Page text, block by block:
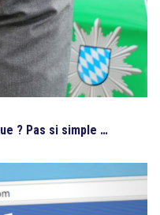
? Pas si simple …